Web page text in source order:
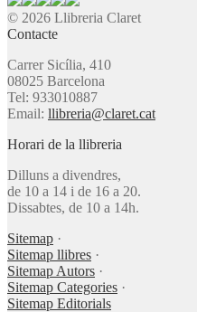
© 2026 Llibreria Claret
Contacte
Carrer Sicília, 410
08025 Barcelona
Tel: 933010887
Email: llibreria@claret.cat
Horari de la llibreria
Dilluns a divendres,
de 10 a 14 i de 16 a 20.
Dissabtes, de 10 a 14h.
Sitemap ·
Sitemap llibres ·
Sitemap Autors ·
Sitemap Categories ·
Sitemap Editorials